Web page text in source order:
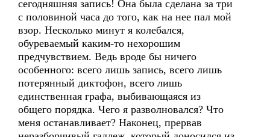
сегодняшняя запись! Она была сделана за три
с половиной часа до того, как на нее пал мой
взор. Несколько минут я колебался,
обуреваемый каким-то нехорошим
предчувствием. Ведь вроде бы ничего
особенного: всего лишь запись, всего лишь
потерянный диктофон, всего лишь
единственная графа, выбивающаяся из
общего порядка. Чего я разволновался? Что
меня останавливает? Наконец, прервав